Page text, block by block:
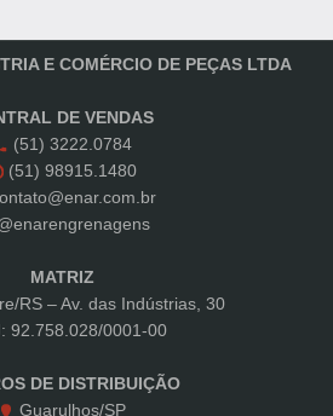
E COMÉRCIO DE PEÇAS LTDA
DE VENDAS
(51) 3222.0784
(51) 98915.1480
MATRIZ
RS – Av. das Indústrias, 30
92.758.028/0001-00
DE DISTRIBUIÇÃO
Guarulhos/SP